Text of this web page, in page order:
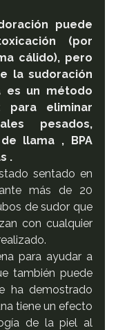
puede
(por
cálido), pero
la sudoración
es un método
para eliminar
pesados,
llama , BPA
.
sentado en
más de 20
de sudor que
con cualquier
para ayudar a
también puede
ha demostrado
tiene un efecto
de la piel al